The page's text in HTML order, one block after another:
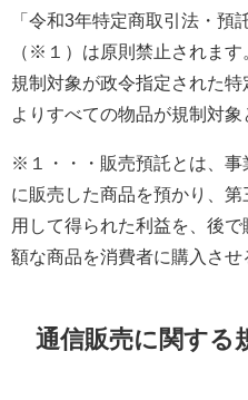
「令和3年特定商取引法・預
（※１）は原則禁止されます
規制対象が政令指定された
よりすべての物品が規制対象
※１・・・販売預託とは、事
に販売した商品を預かり、
用して得られた利益を、後
額な商品を消費者に購入させ
通信販売に関する